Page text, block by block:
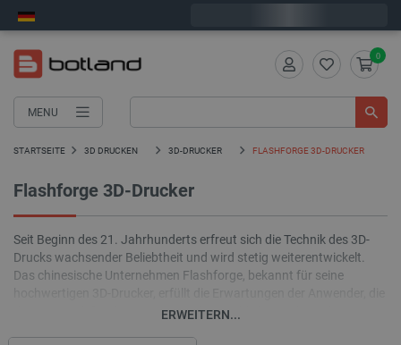
MENU
0
STARTSEITE 3D DRUCKEN 3D-DRUCKER FLASHFORGE 3D-DRUCKER
Flashforge 3D-Drucker
Seit Beginn des 21. Jahrhunderts erfreut sich die Technik des 3D-
Drucks wachsender Beliebtheit und wird stetig weiterentwickelt.
Das chinesische Unternehmen Flashforge, bekannt für seine
den 3D-Druck für den privaten und gewerblichen Gebrauch nutzen.
ERWEITERN...